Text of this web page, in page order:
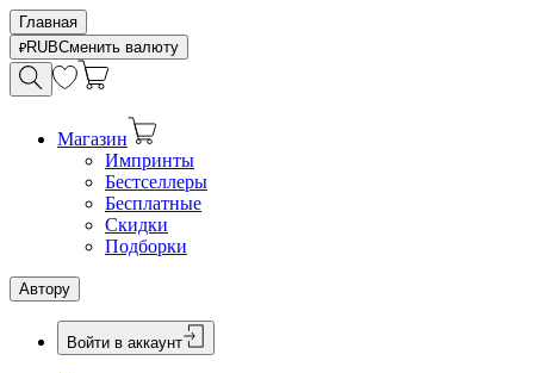
Главная
RUBСменить валюту
Магазин
Импринты
Бестселлеры
Бесплатные
Скидки
Подборки
Автору
Войти в аккаунт